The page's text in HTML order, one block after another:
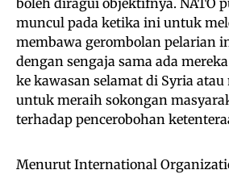
muncul pada ketika ini untuk
membawa gerombolan pelarian
dengan sengaja sama ada
ke kawasan selamat di Syria
untuk meraih sokongan
terhadap pencerobohan
Menurut International